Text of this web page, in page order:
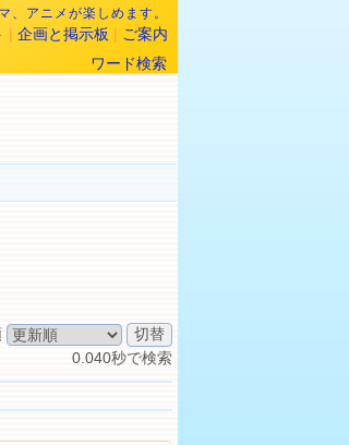
、アニメが楽しめます。
| 企画と掲示板 | ご案内
ワード検索
0.040秒で検索